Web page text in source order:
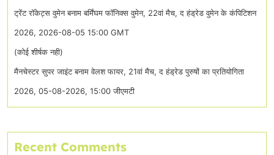
ट्रेंट रॉकेट्स वुमेन बनाम बर्मिंघम फॉनिक्स वुमेन, 22वां मैच, द हंड्रेड वुमेन के कंपिटिशन
2026, 2026-08-05 15:00 GMT
(कोई शीर्षक नही)
मैनचेस्टर सुपर जाइंट बनाम वेलश फायर, 21वां मैच, द हंड्रेड पुरुषों का प्रतियोगिता
2026, 05-08-2026, 15:00 जीएमटी
Recent Comments